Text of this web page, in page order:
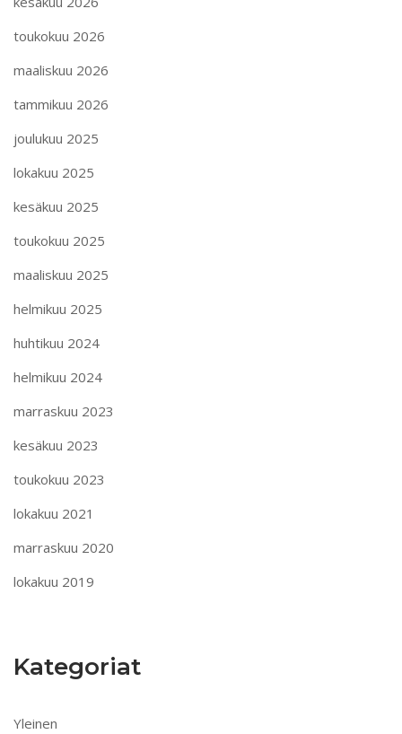
toukokuu 2026
maaliskuu 2026
tammikuu 2026
joulukuu 2025
lokakuu 2025
kesäkuu 2025
toukokuu 2025
maaliskuu 2025
helmikuu 2025
huhtikuu 2024
helmikuu 2024
marraskuu 2023
kesäkuu 2023
toukokuu 2023
lokakuu 2021
marraskuu 2020
lokakuu 2019
Kategoriat
Yleinen